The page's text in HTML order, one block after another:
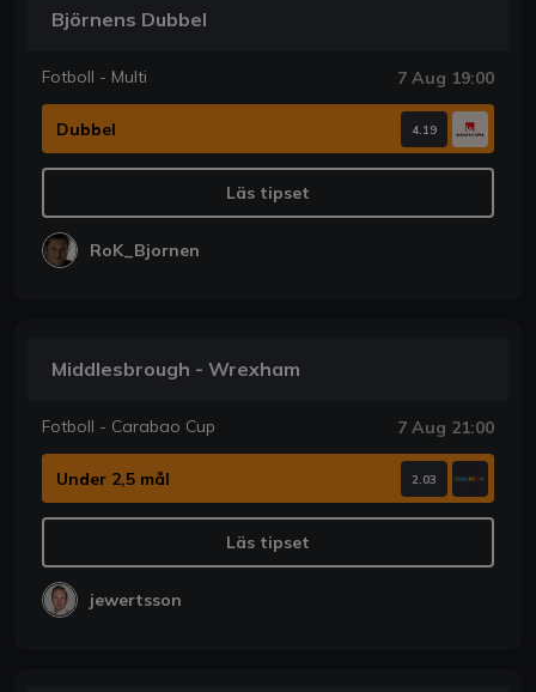
Björnens Dubbel
Fotboll - Multi 7 Aug 19:00
Dubbel 4.19
Läs tipset
RoK_Bjornen
Middlesbrough - Wrexham
Fotboll - Carabao Cup 7 Aug 21:00
Under 2,5 mål 2.03
Läs tipset
jewertsson